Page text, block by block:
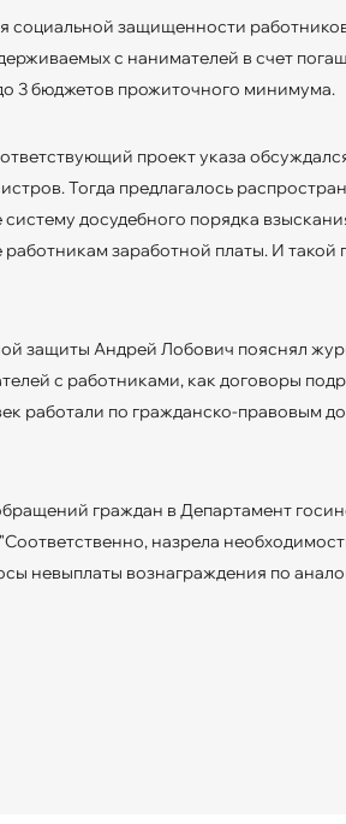
социальной защищенности
с нанимателей в счет
3 бюджетов прожиточного минимума.
проект указа
Тогда предлагалось
досудебного порядка
заработной платы. И
защиты Андрей Лобович пояснял
с работниками, как договоры
работали по гражданско-правовым
граждан в Департамент
назрела
невыплаты вознаграждения по